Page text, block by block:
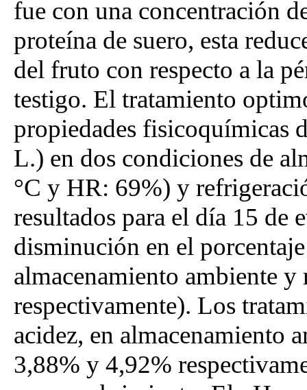
fue con una concentración
proteína de suero, esta
del fruto con respecto a la
testigo. El tratamiento
propiedades fisicoquímicas
L.) en dos condiciones de
°C y HR: 69%) y
resultados para el día 15 de
disminución en el
almacenamiento ambiente
respectivamente). Los
acidez, en almacenamiento
3,88% y 4,92%